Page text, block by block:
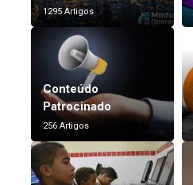
1295 Artigos
Conteúdo
Patrocinado
256 Artigos